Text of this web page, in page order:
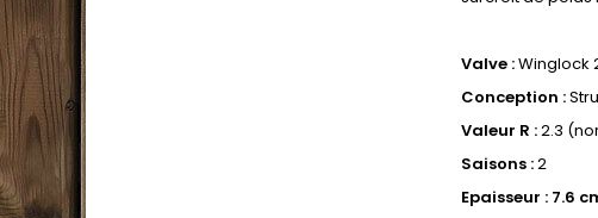
Valve :Winglock
Conception :
Valeur R :2.3
Saisons :2
Epaisseur : 7.6